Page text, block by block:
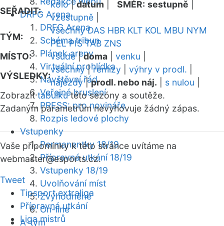
DRFG Arena
DRFG Arena
Schéma tribun
Plánek areny
Virtuální prohlídka
Návštěvní řád
Veřejné bruslení
PRESS: pro novináře
Rozpis ledové plochy
Vstupenky
Permanentky 18/19
Přípravná utkání 18/19
Vstupenky 18/19
Uvolňování míst
Zvýhodněné
On-line
A-tým
SEŘADIT:
kolo|datum SMĚR: sestupně
vzestupně
TÝM:
všechny DAS HBR KLT KOL MBU NYM
PEL PIS TAB ZNS
MÍSTO:
všude|doma venku
VÝSLEDKY:
všechny|remízy výhry v prodl.
nájezdy|prodl. nebo náj. s nulou
Zobrazittabulkutéto sezóny a soutěže.
Zadaným parametrům nevyhovuje žádný zápas.
Vaše připomínky k této stránce uvítáme na
webmaster@esports.cz.
Tweet
Tipsport extraliga
Přípravná utkání
Liga mistrů